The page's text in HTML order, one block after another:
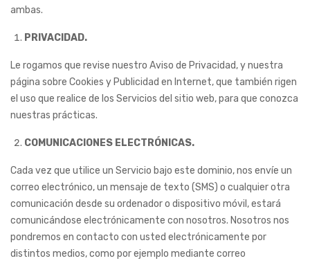
ambas.
PRIVACIDAD.
Le rogamos que revise nuestro Aviso de Privacidad, y nuestra
página sobre Cookies y Publicidad en Internet, que también rigen
el uso que realice de los Servicios del sitio web, para que conozca
nuestras prácticas.
COMUNICACIONES ELECTRÓNICAS.
Cada vez que utilice un Servicio bajo este dominio, nos envíe un
correo electrónico, un mensaje de texto (SMS) o cualquier otra
comunicación desde su ordenador o dispositivo móvil, estará
comunicándose electrónicamente con nosotros. Nosotros nos
pondremos en contacto con usted electrónicamente por
distintos medios, como por ejemplo mediante correo